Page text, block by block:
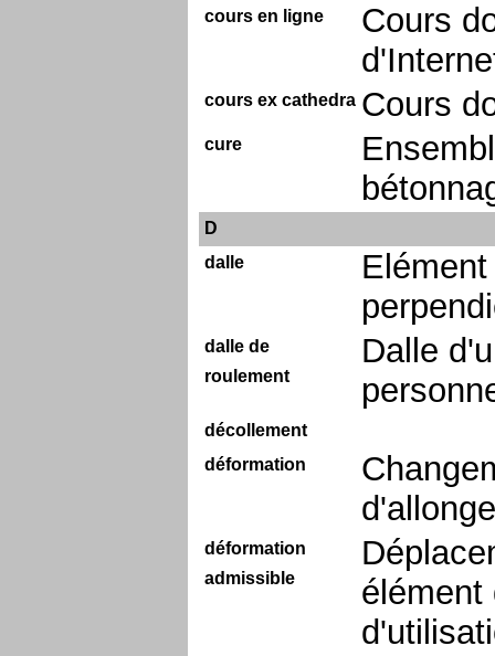
cours en ligne
Cours
cours ex cathedra Cours
cure
D
dalle
dalle de
roulement
Dalle
décollement
déformation
déformation
admissible
élément